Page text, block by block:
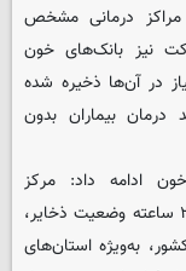
درمانی مشخص
نیز بانک‌های خون
در آن‌ها ذخیره شده
بیماران بدون
ادامه داد: مرکز
مانیتورینگ شبکه ملی خون‌رسانی نیز به‌صورت ۲۴ ساعته وضعیت ذخایر،
به‌ویژه استان‌های